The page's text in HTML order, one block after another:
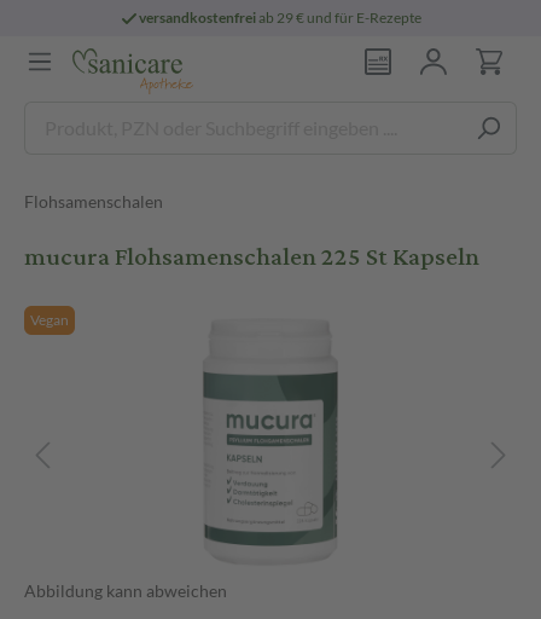
versandkostenfreiab 29 € und für E-Rezepte
Flohsamenschalen
mucura Flohsamenschalen 225 St Kapseln
Vegan
Abbildung kann abweichen